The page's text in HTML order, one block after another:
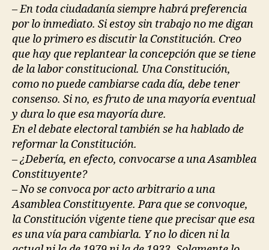
– En toda ciudadanía siempre habrá preferencia
por lo inmediato. Si estoy sin trabajo no me digan
que lo primero es discutir la Constitución. Creo
que hay que replantear la concepción que se tiene
de la labor constitucional. Una Constitución,
como no puede cambiarse cada día, debe tener
consenso. Si no, es fruto de una mayoría eventual
y dura lo que esa mayoría dure.
En el debate electoral también se ha hablado de
reformar la Constitución.
– ¿Debería, en efecto, convocarse a una Asamblea
Constituyente?
– No se convoca por acto arbitrario a una
Asamblea Constituyente. Para que se convoque,
la Constitución vigente tiene que precisar que esa
es una vía para cambiarla. Y no lo dicen ni la